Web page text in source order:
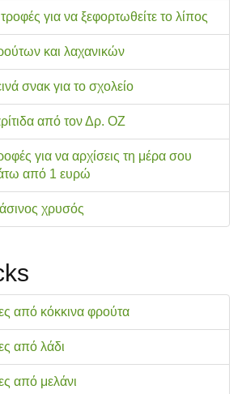
για να ξεφορτωθείτε το λίπος
και λαχανικών
σνακ για το σχολείo
από τον Δρ. ΟΖ
για να αρχίσεις τη μέρα σου
από 1 ευρώ
χρυσός
από κόκκινα φρούτα
από λάδι
από μελάνι